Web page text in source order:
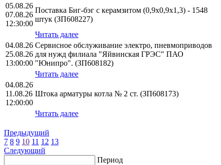
05.08.26
07.08.26
12:30:00
Поставка Биг-бэг с керамзитом (0,9х0,9х1,3) - 1548
штук (ЗП608227)
Читать далее
04.08.26
25.08.26
13:00:00
Сервисное обслуживание электро, пневмоприводов
для нужд филиала "Яйвинская ГРЭС" ПАО
"Юнипро". (ЗП608182)
Читать далее
04.08.26
11.08.26
12:00:00
Штока арматуры котла № 2 ст. (ЗП608173)
Читать далее
Предыдущий
7 8 9 10 11 12 13
Следующий
Период